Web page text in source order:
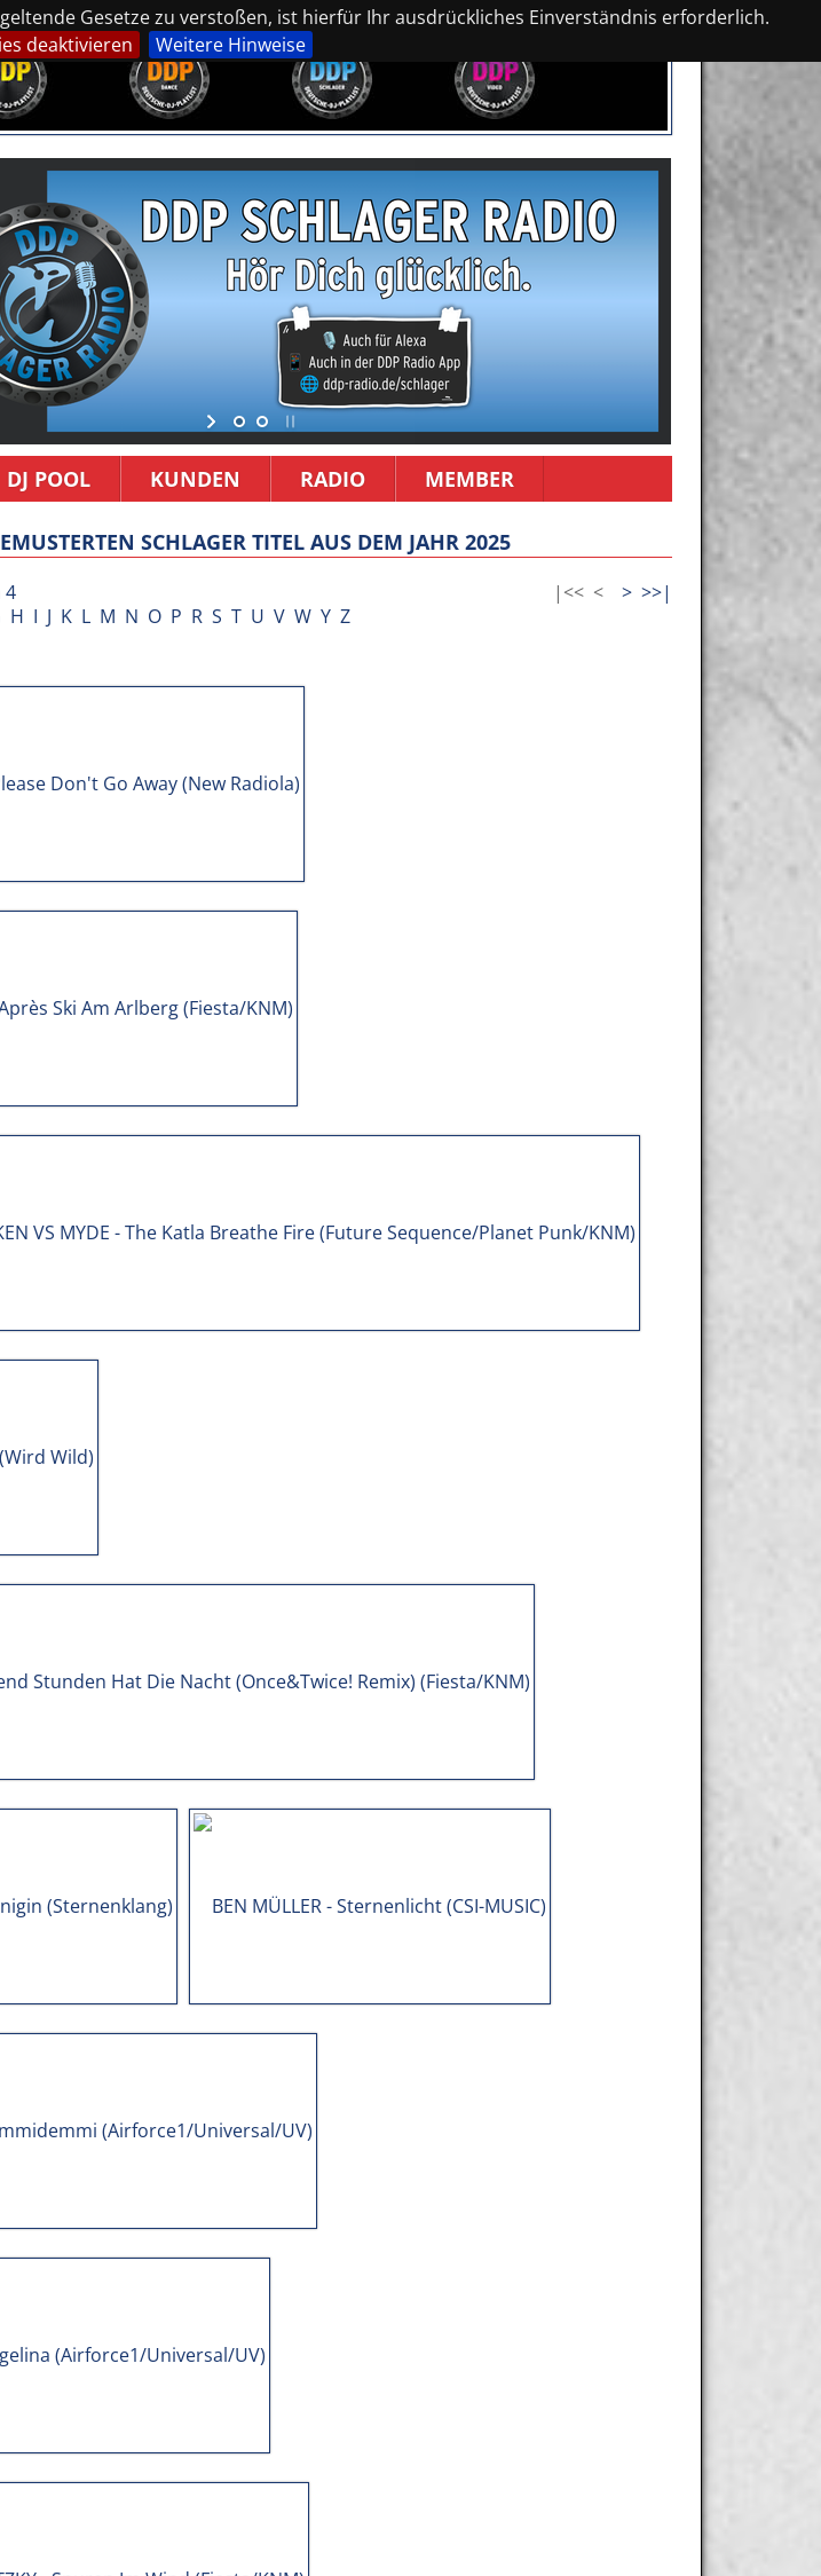
Gesetze zu verstoßen, ist hierfür Ihr ausdrückliches Einverständnis erforderlich.
deaktivieren Weitere Hinweise
DJ POOL KUNDEN RADIO MEMBER
SCHLAGER TITEL AUS DEM JAHR 2025
4 |<< < > >>|
H I J K L M N O P R S T U V W Y Z